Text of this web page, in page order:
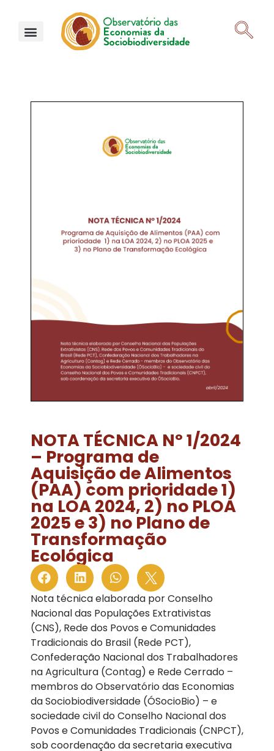
NOTA TÉCNICA Nº 1/2024
– Programa de
Aquisição de Alimentos
(PAA) com prioridade 1)
na LOA 2024, 2) no PLOA
2025 e 3) no Plano de
Transformação
Ecológica
Nota técnica elaborada por Conselho
Nacional das Populações Extrativistas
(CNS), Rede dos Povos e Comunidades
Tradicionais do Brasil (Rede PCT),
Confederação Nacional dos Trabalhadores
na Agricultura (Contag) e Rede Cerrado –
membros do Observatório das Economias
da Sociobiodiversidade (ÓSocioBio) – e
sociedade civil do Conselho Nacional dos
Povos e Comunidades Tradicionais (CNPCT),
sob coordenação da secretaria executiva